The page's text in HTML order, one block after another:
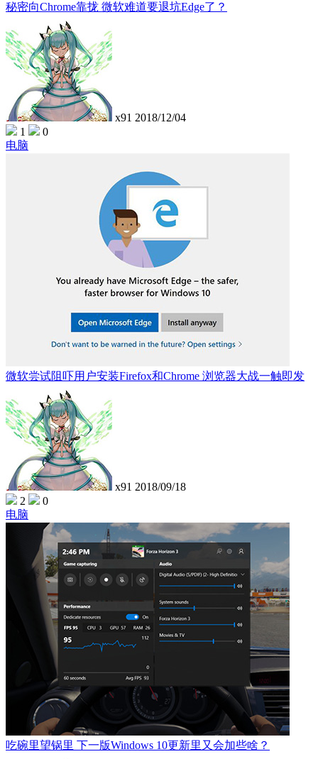
秘密向Chrome靠拢 微软难道要退坑Edge了？
x91 2018/12/04
1
0
电脑
微软尝试阻吓用户安装Firefox和Chrome 浏览器大战一触即发
x91 2018/09/18
2
0
电脑
吃碗里望锅里 下一版Windows 10更新里又会加些啥？